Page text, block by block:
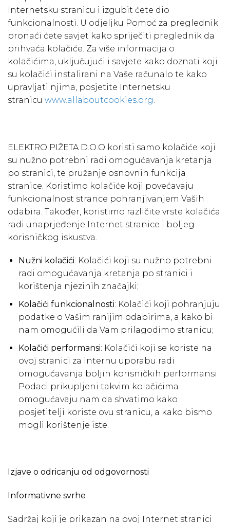
Internetsku stranicu i izgubit ćete dio
funkcionalnosti. U odjeljku Pomoć za preglednik
pronaći ćete savjet kako spriječiti preglednik da
prihvaća kolačiće. Za više informacija o
kolačićima, uključujući i savjete kako doznati koji
su kolačići instalirani na Vaše računalo te kako
upravljati njima, posjetite Internetsku
stranicu www.allaboutcookies.org.
ELEKTRO PIŽETA D.O.O koristi samo kolačiće koji
su nužno potrebni radi omogućavanja kretanja
po stranici, te pružanje osnovnih funkcija
stranice. Koristimo kolačiće koji povećavaju
funkcionalnost strance pohranjivanjem Vaših
odabira. Također, koristimo različite vrste kolačića
radi unaprjeđenje Internet stranice i boljeg
korisničkog iskustva.
Nužni kolačići: Kolačići koji su nužno potrebni
radi omogućavanja kretanja po stranici i
korištenja njezinih značajki;
Kolačići funkcionalnosti: Kolačići koji pohranjuju
podatke o Vašim ranijim odabirima, a kako bi
nam omogućili da Vam prilagodimo stranicu;
Kolačići performansi: Kolačići koji se koriste na
ovoj stranici za internu uporabu radi
omogućavanja boljih korisničkih performansi.
Podaci prikupljeni takvim kolačićima
omogućavaju nam da shvatimo kako
posjetitelji koriste ovu stranicu, a kako bismo
mogli korištenje iste.
Izjave o odricanju od odgovornosti
Informativne svrhe
Sadržaj koji je prikazan na ovoj Internet stranici